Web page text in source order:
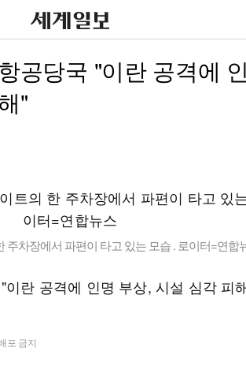
공당국 "이란 공격에
"
주차장에서 파편이 타고 있는 모습 . 로이터=연합
란 공격에 인명 부상, 시설 심각 피
포 금지